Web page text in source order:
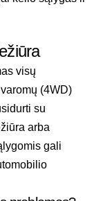
visų
(4WD)
su
arba
gali